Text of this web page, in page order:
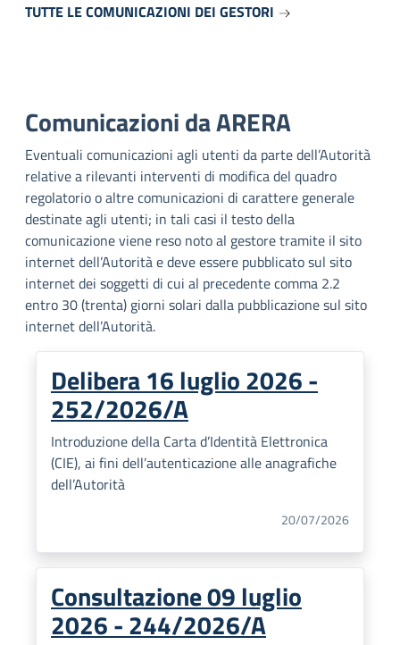
TUTTE LE COMUNICAZIONI DEI GESTORI
Comunicazioni da ARERA
Eventuali comunicazioni agli utenti da parte dell’Autorità
relative a rilevanti interventi di modifica del quadro
regolatorio o altre comunicazioni di carattere generale
destinate agli utenti; in tali casi il testo della
comunicazione viene reso noto al gestore tramite il sito
internet dell’Autorità e deve essere pubblicato sul sito
internet dei soggetti di cui al precedente comma 2.2
entro 30 (trenta) giorni solari dalla pubblicazione sul sito
internet dell’Autorità.
Delibera 16 luglio 2026 -
252/2026/A
Introduzione della Carta d’Identità Elettronica
(CIE), ai fini dell’autenticazione alle anagrafiche
dell’Autorità
20/07/2026
Consultazione 09 luglio
2026 - 244/2026/A